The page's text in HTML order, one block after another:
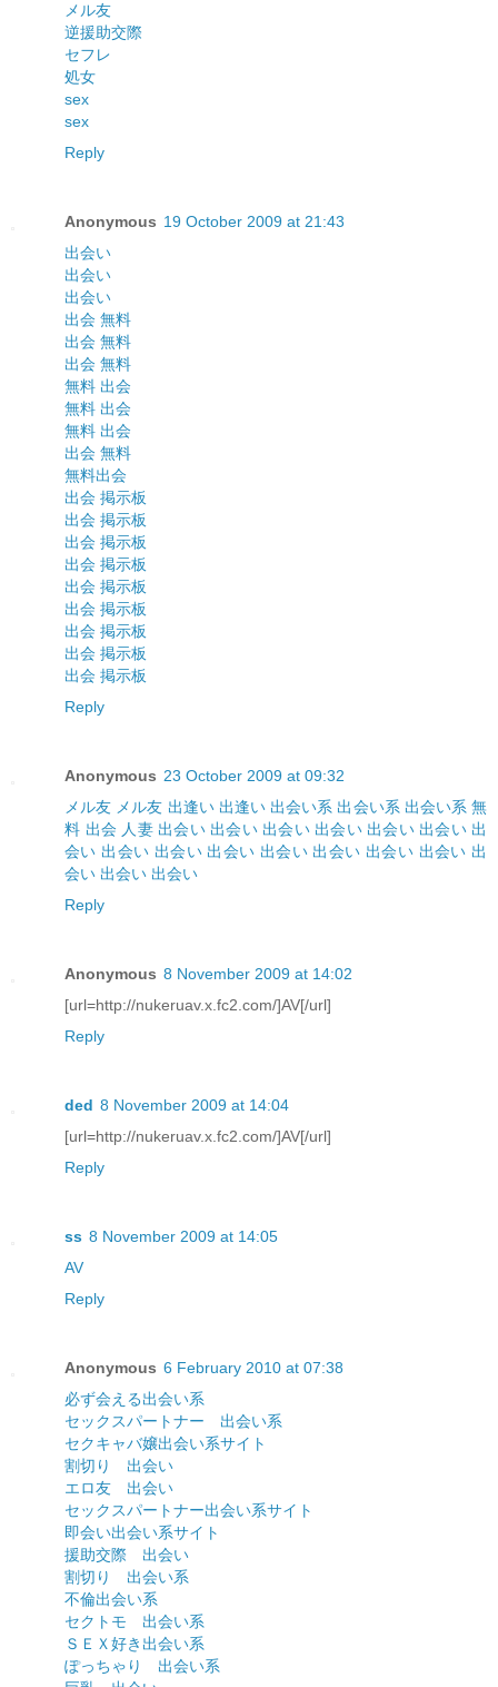
メル友
逆援助交際
セフレ
処女
sex
sex
Reply
Anonymous 19 October 2009 at 21:43
出会い
出会い
出会い
出会 無料
出会 無料
出会 無料
無料 出会
無料 出会
無料 出会
出会 無料
無料出会
出会 掲示板
出会 掲示板
出会 掲示板
出会 掲示板
出会 掲示板
出会 掲示板
出会 掲示板
出会 掲示板
出会 掲示板
Reply
Anonymous 23 October 2009 at 09:32
メル友 メル友 出逢い 出逢い 出会い系 出会い系 出会い系 無
料 出会 人妻 出会い 出会い 出会い 出会い 出会い 出会い 出
会い 出会い 出会い 出会い 出会い 出会い 出会い 出会い 出
会い 出会い 出会い
Reply
Anonymous 8 November 2009 at 14:02
[url=http://nukeruav.x.fc2.com/]AV[/url]
Reply
ded 8 November 2009 at 14:04
[url=http://nukeruav.x.fc2.com/]AV[/url]
Reply
ss 8 November 2009 at 14:05
AV
Reply
Anonymous 6 February 2010 at 07:38
必ず会える出会い系
セックスパートナー 出会い系
セクキャバ嬢出会い系サイト
割切り 出会い
エロ友 出会い
セックスパートナー出会い系サイト
即会い出会い系サイト
援助交際 出会い
割切り 出会い系
不倫出会い系
セクトモ 出会い系
ＳＥＸ好き出会い系
ぽっちゃり 出会い系